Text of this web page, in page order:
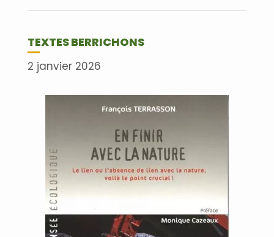
TEXTES BERRICHONS
2 janvier 2026